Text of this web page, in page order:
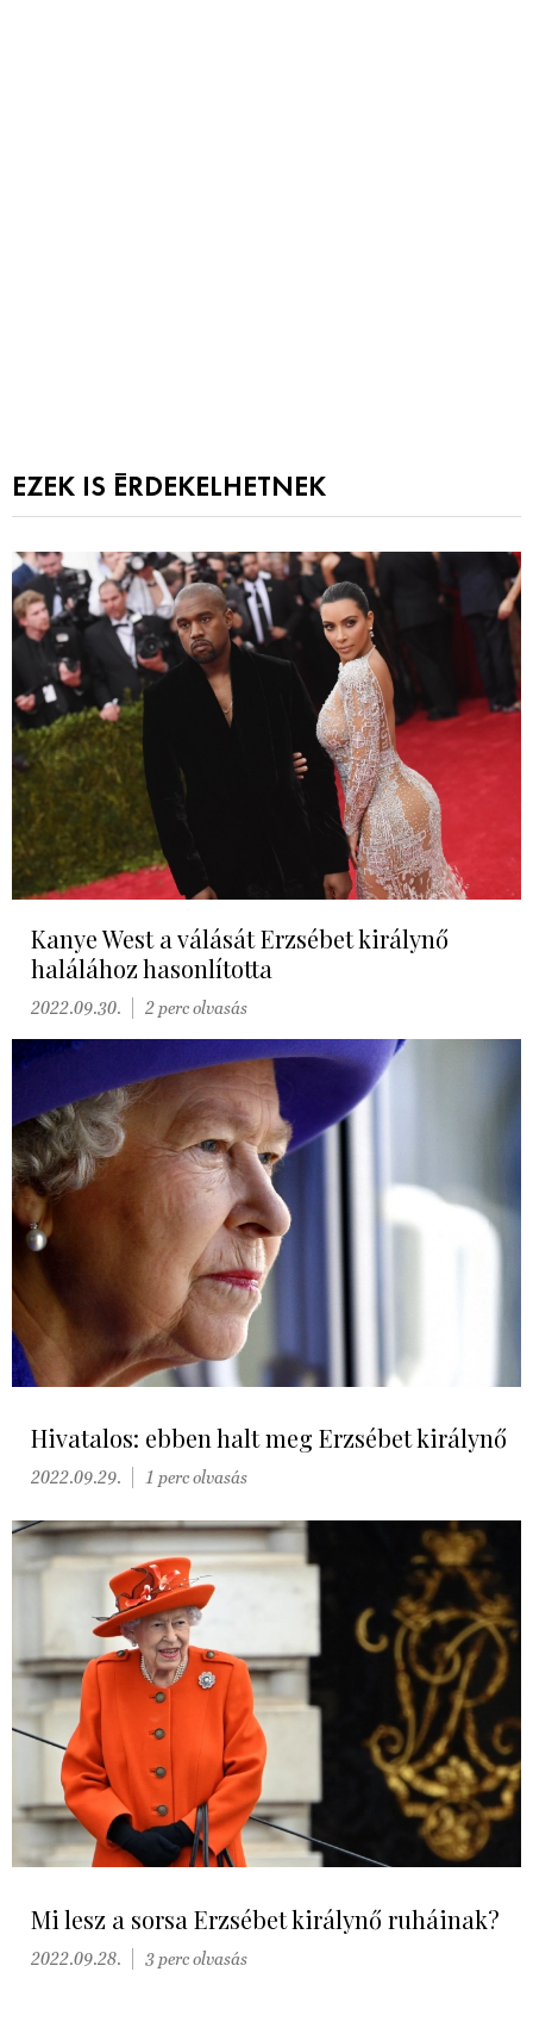
EZEK IS ÉRDEKELHETNEK
Kanye West a válását Erzsébet királynő
halálához hasonlította
2022.09.30. 2 perc olvasás
Hivatalos: ebben halt meg Erzsébet királynő
2022.09.29. 1 perc olvasás
Mi lesz a sorsa Erzsébet királynő ruháinak?
2022.09.28. 3 perc olvasás